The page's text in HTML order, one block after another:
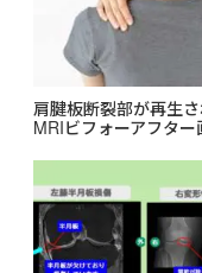
肩腱板断裂部が再生さ
MRIビフォーアフター